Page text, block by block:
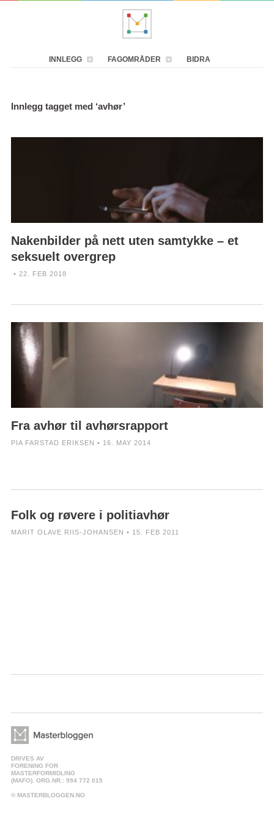
INNLEGG FAGOMRÅDER BIDRA
Innlegg tagget med ‘avhør’
Nakenbilder på nett uten samtykke – et
seksuelt overgrep
• 22. FEB 2018
Fra avhør til avhørsrapport
PIA FARSTAD ERIKSEN • 16. MAY 2014
Folk og røvere i politiavhør
MARIT OLAVE RIIS-JOHANSEN • 15. FEB 2011
DRIVES AV
FORENING FOR
MASTERFORMIDLING
(MAFO). ORG.NR.: 994 772 015
© MASTERBLOGGEN.NO